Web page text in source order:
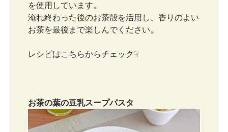
を使用しています。
淹れ終わった後のお茶殻を活用し、香りのよい
お茶を最後まで楽しんでください。
レシピはこちらからチェック☟
お茶の葉の豆乳スープパスタ